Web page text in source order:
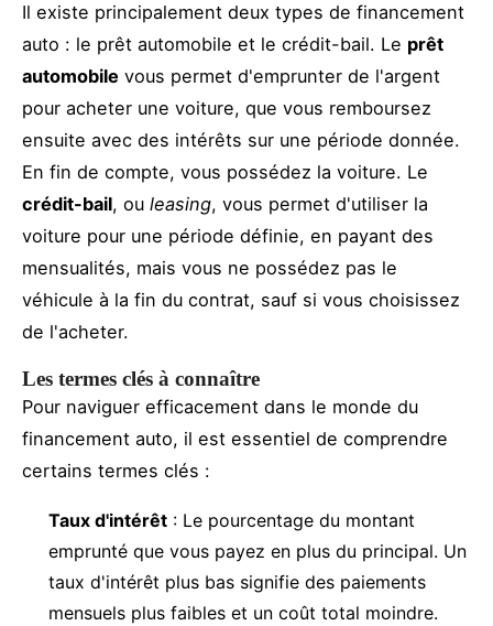
Il existe principalement deux types de financement
auto : le prêt automobile et le crédit-bail. Le prêt
automobile vous permet d'emprunter de l'argent
pour acheter une voiture, que vous remboursez
ensuite avec des intérêts sur une période donnée.
En fin de compte, vous possédez la voiture. Le
crédit-bail, ou leasing, vous permet d'utiliser la
voiture pour une période définie, en payant des
mensualités, mais vous ne possédez pas le
véhicule à la fin du contrat, sauf si vous choisissez
de l'acheter.
Les termes clés à connaître
Pour naviguer efficacement dans le monde du
financement auto, il est essentiel de comprendre
certains termes clés :
Taux d'intérêt : Le pourcentage du montant
emprunté que vous payez en plus du principal. Un
taux d'intérêt plus bas signifie des paiements
mensuels plus faibles et un coût total moindre.